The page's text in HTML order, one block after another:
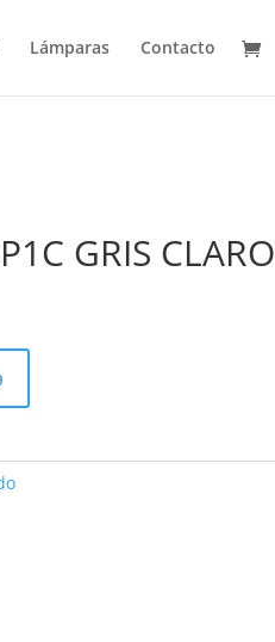
Lámparas Contacto
GRIS CLARO